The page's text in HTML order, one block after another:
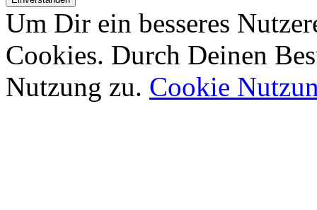
Um Dir ein besseres
Cookies. Durch Deinen
Nutzung zu. Cookie